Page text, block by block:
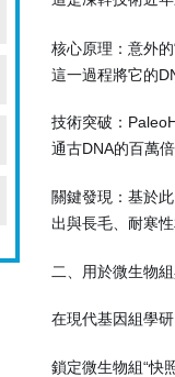
核心原理：意外
這一過程將它的
技術突破：
通古DNA的百萬
關鍵發現：基於
出與長毛、耐寒
二、用於微生物
在現代基因組學
鎖定微生物組“快